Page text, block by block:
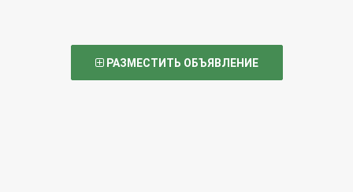
РАЗМЕСТИТЬ ОБЪЯВЛЕНИЕ